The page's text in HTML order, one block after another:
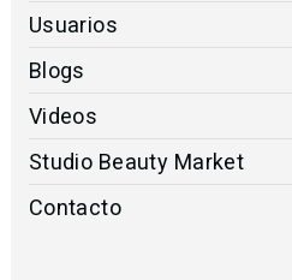
Usuarios
Blogs
Videos
Studio Beauty Market
Contacto